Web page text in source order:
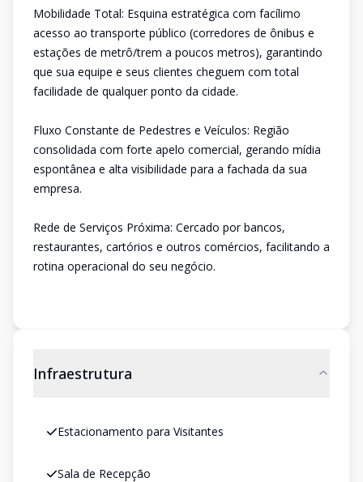
Mobilidade Total: Esquina estratégica com facílimo
acesso ao transporte público (corredores de ônibus e
estações de metrô/trem a poucos metros), garantindo
que sua equipe e seus clientes cheguem com total
facilidade de qualquer ponto da cidade.
Fluxo Constante de Pedestres e Veículos: Região
consolidada com forte apelo comercial, gerando mídia
espontânea e alta visibilidade para a fachada da sua
empresa.
Rede de Serviços Próxima: Cercado por bancos,
restaurantes, cartórios e outros comércios, facilitando a
rotina operacional do seu negócio.
Infraestrutura
Estacionamento para Visitantes
Sala de Recepção